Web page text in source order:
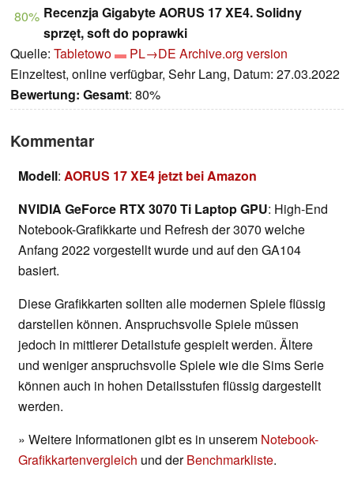
80% Recenzja Gigabyte AORUS 17 XE4. Solidny
sprzęt, soft do poprawki
Quelle: Tabletowo PL→DE Archive.org version
Einzeltest, online verfügbar, Sehr Lang, Datum: 27.03.2022
Bewertung: Gesamt: 80%
Kommentar
Modell: AORUS 17 XE4 jetzt bei Amazon
NVIDIA GeForce RTX 3070 Ti Laptop GPU: High-End
Notebook-Grafikkarte und Refresh der 3070 welche
Anfang 2022 vorgestellt wurde und auf den GA104
basiert.
Diese Grafikkarten sollten alle modernen Spiele flüssig
darstellen können. Anspruchsvolle Spiele müssen
jedoch in mittlerer Detailstufe gespielt werden. Ältere
und weniger anspruchsvolle Spiele wie die Sims Serie
können auch in hohen Detailsstufen flüssig dargestellt
werden.
» Weitere Informationen gibt es in unserem Notebook-
Grafikkartenvergleich und derBenchmarkliste.